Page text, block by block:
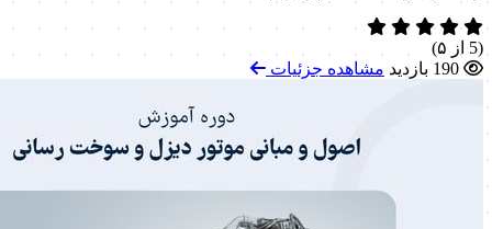
(5 از ۵)
مشاهده جزئیات